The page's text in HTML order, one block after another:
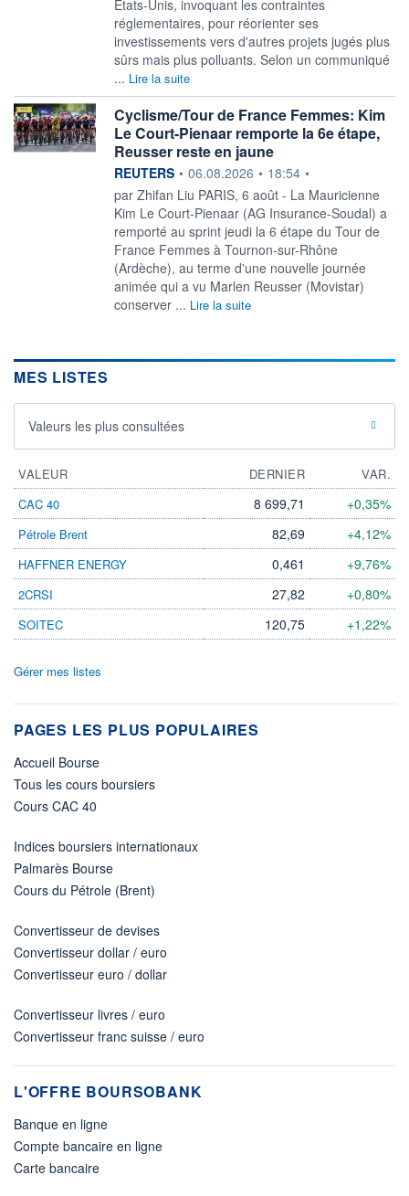
Etats-Unis, invoquant les contraintes
réglementaires, pour réorienter ses
investissements vers d'autres projets jugés plus
sûrs mais plus polluants. Selon un communiqué
... Lire la suite
Cyclisme/Tour de France Femmes: Kim
Le Court-Pienaar remporte la 6e étape,
Reusser reste en jaune
information fournie par
REUTERS • 06.08.2026 • 18:54 •
par Zhifan Liu PARIS, 6 août - La Mauricienne
Kim Le Court-Pienaar (AG ‌Insurance-Soudal) a
remporté au sprint jeudi la 6 étape du Tour de
France Femmes à Tournon-sur-Rhône
(Ardèche), au ​terme d'une nouvelle journée
animée qui a vu Marlen Reusser (Movistar)
conserver ... Lire la suite
MES LISTES
Valeurs les plus consultées
VALEUR DERNIER
VAR.
CAC 40
8 699,71 +0,35%
Pétrole Brent 82,69 +4,12%
HAFFNER ENERGY 0,461 +9,76%
2CRSI 27,82 +0,80%
SOITEC 120,75 +1,22%
Gérer mes listes
PAGES LES PLUS POPULAIRES
Accueil Bourse
Tous les cours boursiers
Cours CAC 40
Indices boursiers internationaux
Palmarès Bourse
Cours du Pétrole (Brent)
Convertisseur de devises
Convertisseur dollar / euro
Convertisseur euro / dollar
Convertisseur livres / euro
Convertisseur franc suisse / euro
L'OFFRE BOURSOBANK
Banque en ligne
Compte bancaire en ligne
Carte bancaire